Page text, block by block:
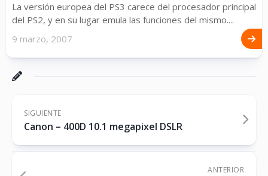
La versión europea del PS3 carece del procesador principal
del PS2, y en su lugar emula las funciones del mismo....
9 marzo, 2007
SIGUIENTE
Canon – 400D 10.1 megapixel DSLR
ANTERIOR